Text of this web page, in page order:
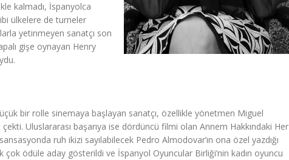
kalmadı, İspanyolca
ülkelere de turneler
yetinmeyen sanatçı son
gişe oynayan Henry
bir rolle sinemaya başlayan sanatçı, özellikle yönetmen Miguel
Uluslararası başarıya ise dördüncü filmi olan Annem Hakkındaki Her
ruh ikizi sayılabilecek Pedro Almodovar’ın ona özel yazdığı
ödüle aday gösterildi ve İspanyol Oyuncular Birliği’nin kadın oyuncu